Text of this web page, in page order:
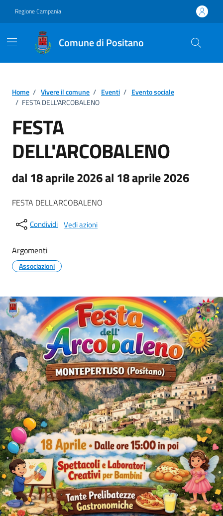
Regione Campania
Comune di Positano
Home / Vivere il comune / Eventi / Evento sociale
/ FESTA DELL'ARCOBALENO
FESTA
DELL'ARCOBALENO
dal 18 aprile 2026 al 18 aprile 2026
FESTA DELL'ARCOBALENO
Condividi Vedi azioni
Argomenti
Associazioni